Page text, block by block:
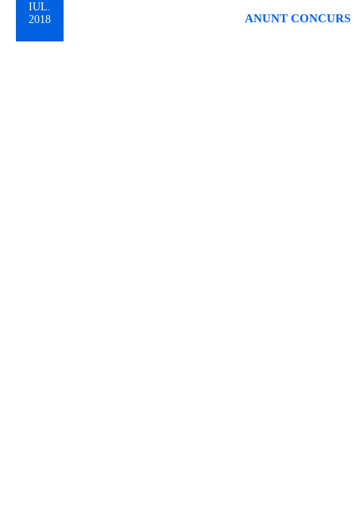
IUL.
2018
ANUNT CONCURS